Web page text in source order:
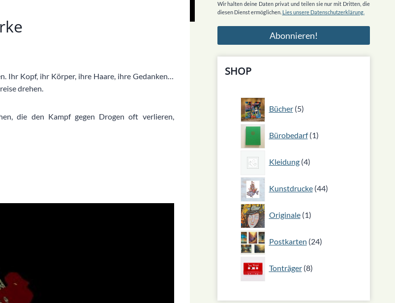
Ihr Kopf, ihr Körper, ihre Haare, ihre Gedanken…
drehen.
die den Kampf gegen Drogen oft verlieren,
Wir halten deine Daten privat und teilen sie nur mit Dritten, die
diesen Dienst ermöglichen. Lies unsere Datenschutzerklärung.
SHOP
Bücher 5
5
Produkte
Bürobedarf 1
1
Produkt
Kleidung 4
4
Produkte
Kunstdrucke 44
44
Produkte
Originale 1
1
Produkt
Postkarten 24
24
Produkte
Tonträger 8
8
Produkte